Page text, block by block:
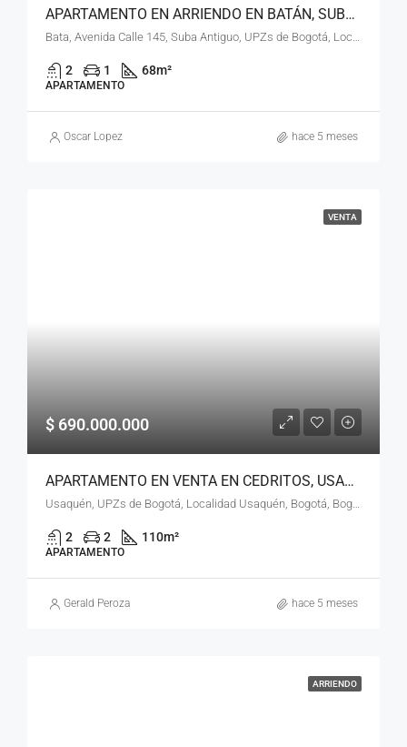
APARTAMENTO EN ARRIENDO EN BATÁN, SUBA, BOGOTÁ, D.C. – (963)
Bata, Avenida Calle 145, Suba Antiguo, UPZs de Bogotá, Localidad Suba, Bogotá, Bogotá, Distrito Capital, RAP (Especial) Central, 111161, Colombia
2 1 68m²
APARTAMENTO
Oscar Lopez hace 5 meses
VENTA
$ 690.000.000
APARTAMENTO EN VENTA EN CEDRITOS, USAQUÉN, BOGOTÁ, D.C. – (964)
Usaquén, UPZs de Bogotá, Localidad Usaquén, Bogotá, Bogotá, Distrito Capital, RAP (Especial) Central, 110111, Colombia
2 2 110m²
APARTAMENTO
Gerald Peroza hace 5 meses
ARRIENDO